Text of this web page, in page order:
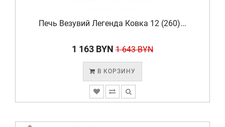
Печь Везувий Легенда Ковка 12 (260)...
1 163 BYN 1 643 BYN
В КОРЗИНУ